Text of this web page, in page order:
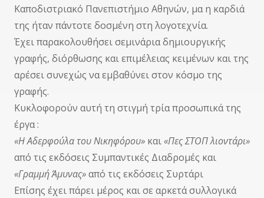
Καποδιστριακό Πανεπιστήμιο Αθηνών, μα η καρδιά
της ήταν πάντοτε δοσμένη στη λογοτεχνία.
Έχει παρακολουθήσει σεμινάρια δημιουργικής
γραφής, διόρθωσης και επιμέλειας κειμένων και της
αρέσει συνεχώς να εμβαθύνει στον κόσμο της
γραφής.
Κυκλοφορούν αυτή τη στιγμή τρία προσωπικά της
έργα :
«Η Αδερφούλα του Νικηφόρου»και«Πες ΣΤΟΠ λιοντάρι»
από τις εκδόσεις Συμπαντικές Διαδρομές και
«Γραμμή Άμυνας»από τις εκδόσεις Συρτάρι
Επίσης έχει πάρει μέρος και σε αρκετά συλλογικά